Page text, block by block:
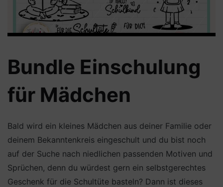
Bundle Einschulung
für Mädchen
Bald wird ein kleines Mädchen aus deiner Familie oder
deinem Bekanntenkreis eingeschult und du bist noch
auf der Suche nach niedlichen passenden Motiven und
Sprüchen, denn du würdest gern ein selbstgerechtes
Geschenk für die Schultüte basteln? Dann ist dieses